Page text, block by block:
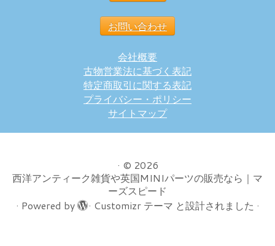
お問い合わせ
会社概要
古物営業法に基づく表記
特定商取引に関する表記
プライバシー・ポリシー
サイトマップ
· © 2026
西洋アンティーク雑貨や英国MINIパーツの販売なら｜マ
ーズスピード
· Powered by · Customizr テーマ と設計されました ·